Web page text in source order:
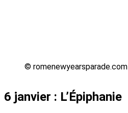
© romenewyearsparade.com
6 janvier : L’Épiphanie